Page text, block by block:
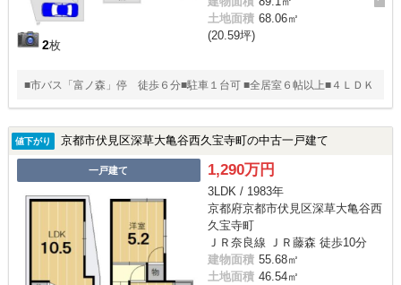
2枚
土地面積 68.06㎡
(20.59坪)
■市バス「富ノ森」停 徒歩６分■駐車１台可 ■全居室６帖以上■４ＬＤＫ
値下がり 京都市伏見区深草大亀谷西久宝寺町の中古一戸建て
一戸建て 1,290万円
3LDK / 1983年
京都府京都市伏見区深草大亀谷西
久宝寺町
ＪＲ奈良線 ＪＲ藤森 徒歩10分
建物面積 55.68㎡
土地面積 46.54㎡